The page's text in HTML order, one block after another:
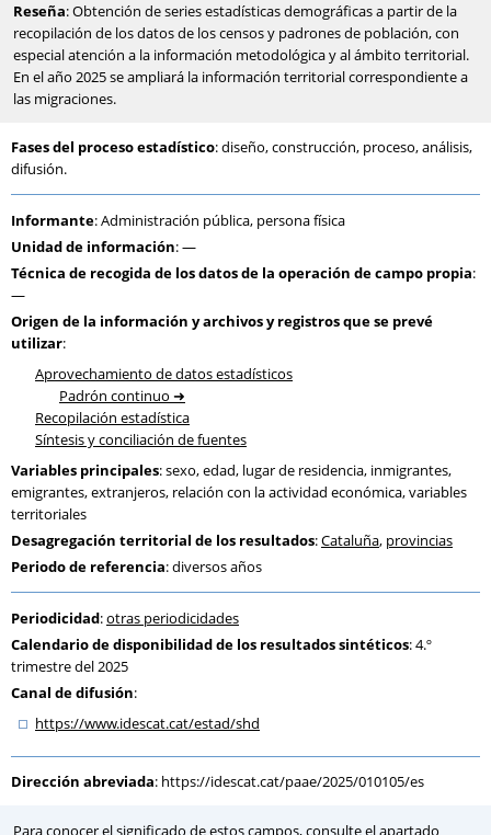
Reseña: Obtención de series estadísticas demográficas a partir de la
recopilación de los datos de los censos y padrones de población, con
especial atención a la información metodológica y al ámbito territorial.
En el año 2025 se ampliará la información territorial correspondiente a
las migraciones.
Fases del proceso estadístico: diseño, construcción, proceso, análisis,
difusión.
Informante: Administración pública, persona física
Unidad de información: —
Técnica de recogida de los datos de la operación de campo propia:
—
Origen de la información y archivos y registros que se prevé
utilizar:
Aprovechamiento de datos estadísticos
Padrón continuo
Recopilación estadística
Síntesis y conciliación de fuentes
Variables principales: sexo, edad, lugar de residencia, inmigrantes,
emigrantes, extranjeros, relación con la actividad económica, variables
territoriales
Desagregación territorial de los resultados:Cataluña, provincias
Periodo de referencia: diversos años
Periodicidad:otras periodicidades
Calendario de disponibilidad de los resultados sintéticos: 4.º
trimestre del 2025
Canal de difusión:
https://www.idescat.cat/estad/shd
Dirección abreviada: https://idescat.cat/paae/2025/010105/es
Para conocer el significado de estos campos, consulte el apartado